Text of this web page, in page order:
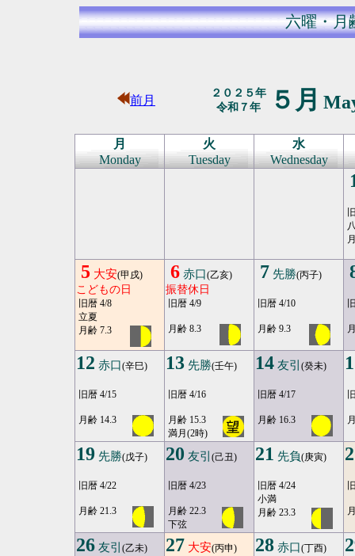
六曜・月
前月
２０２５年
令和７年
５月
月
Monday
火
Tuesday
水
Wednesday
5 大安(甲戌)
こどもの日
旧暦 4/8
立夏
月齢 7.3
6 赤口(乙亥)
振替休日
旧暦 4/9
月齢 8.3
7 先勝(丙子)
旧暦 4/10
月齢 9.3
12 赤口(辛巳)
旧暦 4/15
月齢 14.3
13 先勝(壬午)
旧暦 4/16
月齢 15.3
満月(2時)
14 友引 (癸未)
旧暦 4/17
月齢 16.3
19 先勝(戊子)
旧暦 4/22
月齢 21.3
20 友引 (己丑)
旧暦 4/23
月齢 22.3
下弦
21 先負(庚寅)
旧暦 4/24
小満
月齢 23.3
26 友引 (乙未) 27 大安(丙申) 28 赤口(丁酉)